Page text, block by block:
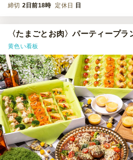
締切 2日前18時 定休日 日
〈たまごとお肉〉パーティープラ
黄色い看板